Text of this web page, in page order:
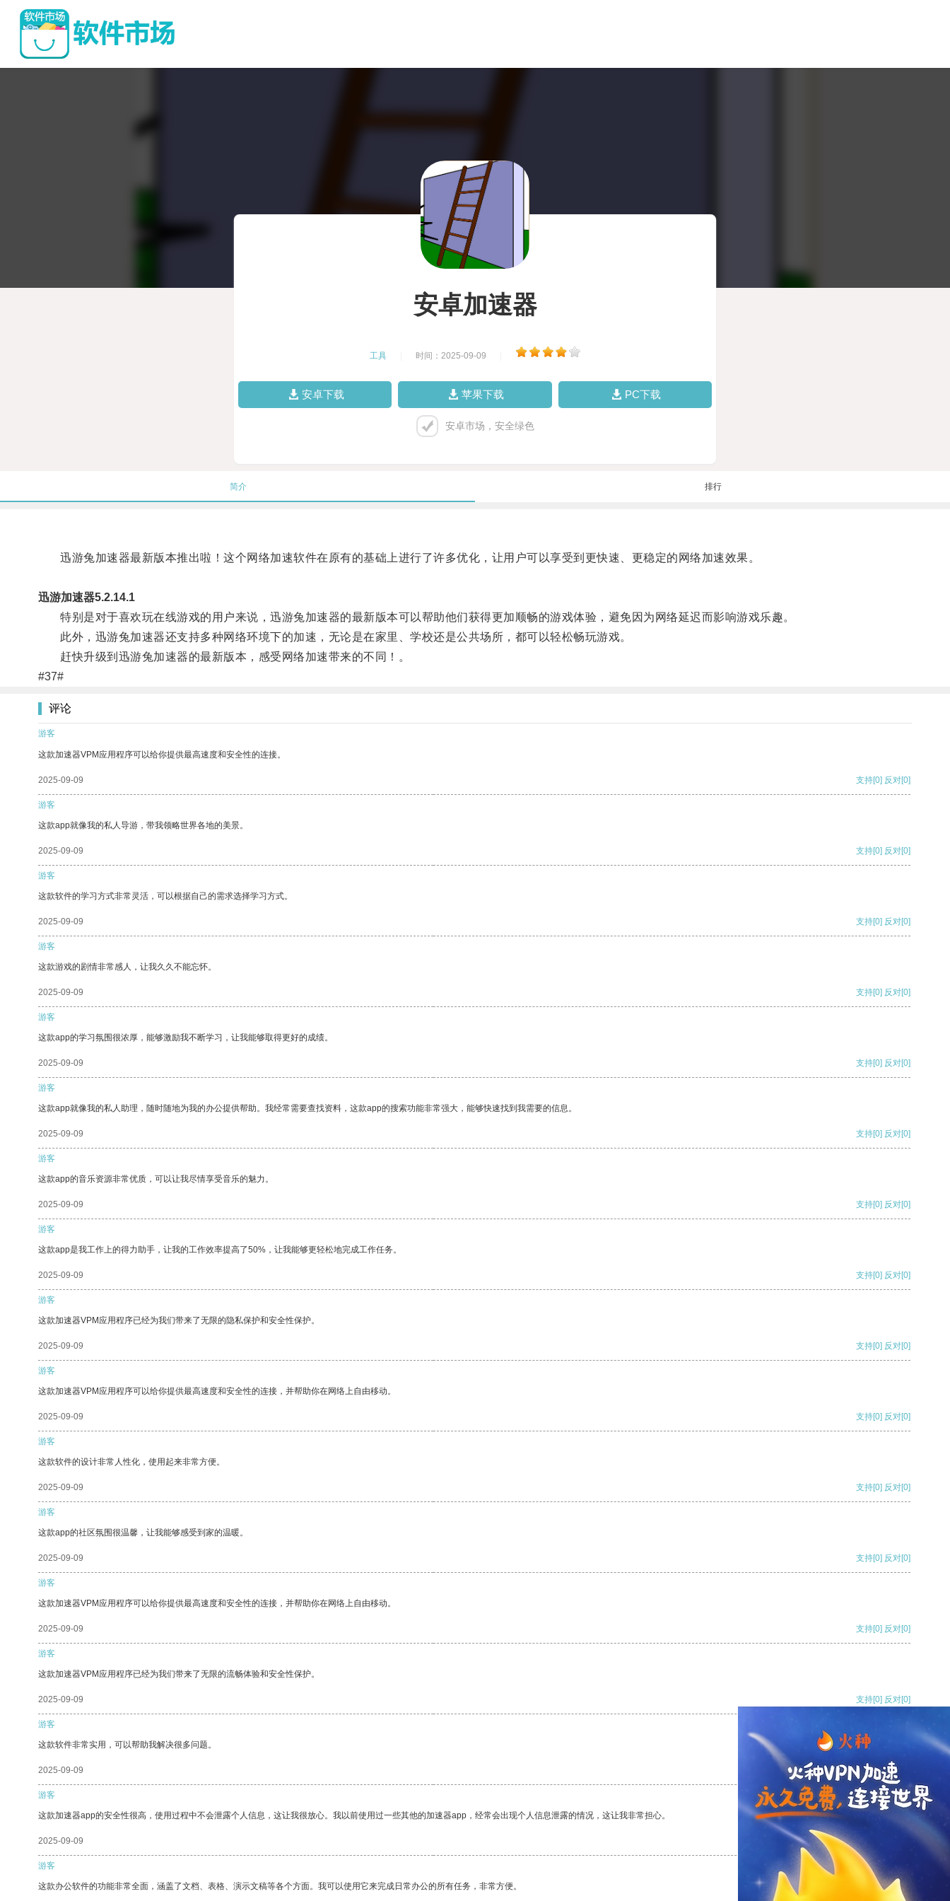
安卓加速器
工具 时间：2025-09-09
安卓下载 苹果下载 PC下载
安卓市场，安全绿色
简介 排行
迅游兔加速器最新版本推出啦！这个网络加速软件在原有的基础上进行了许多优化，让用户可以享受到更快速、更稳定的网络加速效果。
迅游加速器5.2.14.1
特别是对于喜欢玩在线游戏的用户来说，迅游兔加速器的最新版本可以帮助他们获得更加顺畅的游戏体验，避免因为网络延迟而影响游戏乐趣。
此外，迅游兔加速器还支持多种网络环境下的加速，无论是在家里、学校还是公共场所，都可以轻松畅玩游戏。
赶快升级到迅游兔加速器的最新版本，感受网络加速带来的不同！。
#37#
评论
游客
这款加速器VPM应用程序可以给你提供最高速度和安全性的连接。
2025-09-09 支持[0] 反对[0]
游客
这款app就像我的私人导游，带我领略世界各地的美景。
2025-09-09 支持[0] 反对[0]
游客
这款软件的学习方式非常灵活，可以根据自己的需求选择学习方式。
2025-09-09 支持[0] 反对[0]
游客
这款游戏的剧情非常感人，让我久久不能忘怀。
2025-09-09 支持[0] 反对[0]
游客
这款app的学习氛围很浓厚，能够激励我不断学习，让我能够取得更好的成绩。
2025-09-09 支持[0] 反对[0]
游客
这款app就像我的私人助理，随时随地为我的办公提供帮助。我经常需要查找资料，这款app的搜索功能非常强大，能够快速找到我需要的信息。
2025-09-09 支持[0] 反对[0]
游客
这款app的音乐资源非常优质，可以让我尽情享受音乐的魅力。
2025-09-09 支持[0] 反对[0]
游客
这款app是我工作上的得力助手，让我的工作效率提高了50%，让我能够更轻松地完成工作任务。
2025-09-09 支持[0] 反对[0]
游客
这款加速器VPM应用程序已经为我们带来了无限的隐私保护和安全性保护。
2025-09-09 支持[0] 反对[0]
游客
这款加速器VPM应用程序可以给你提供最高速度和安全性的连接，并帮助你在网络上自由移动。
2025-09-09 支持[0] 反对[0]
游客
这款软件的设计非常人性化，使用起来非常方便。
2025-09-09 支持[0] 反对[0]
游客
这款app的社区氛围很温馨，让我能够感受到家的温暖。
2025-09-09 支持[0] 反对[0]
游客
这款加速器VPM应用程序可以给你提供最高速度和安全性的连接，并帮助你在网络上自由移动。
2025-09-09 支持[0] 反对[0]
游客
这款加速器VPM应用程序已经为我们带来了无限的流畅体验和安全性保护。
2025-09-09 支持[0] 反对[0]
游客
这款软件非常实用，可以帮助我解决很多问题。
2025-09-09 支持[0] 反对
游客
这款加速器app的安全性很高，使用过程中不会泄露个人信息，这让我很放心。我以前使用过一些其他的加速器app，经常会出现个人信息泄露的情况，这让我非常担心。
2025-09-09 支持
游客
这款办公软件的功能非常全面，涵盖了文档、表格、演示文稿等各个方面。我可以使用它来完成日常办公的所有任务，非常方便。